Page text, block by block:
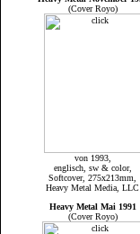
(Cover Royo)
von 1993,
englisch, sw & color,
Softcover, 275x213mm,
Heavy Metal Media, LLC
Heavy Metal Mai 1991
(Cover Royo)